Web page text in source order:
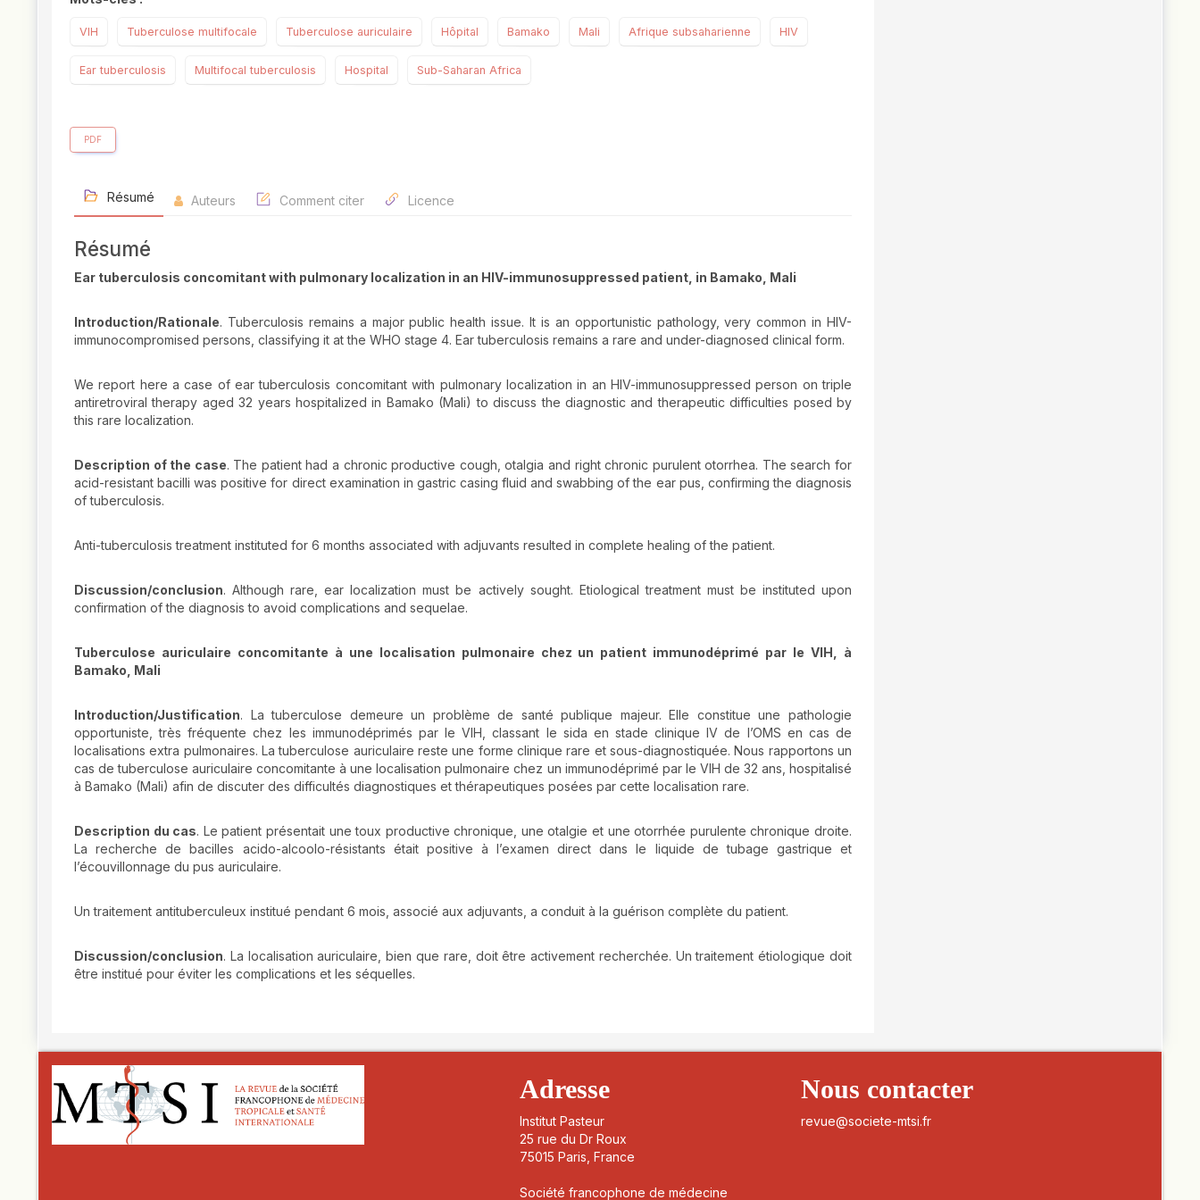
VIH Tuberculose multifocale Tuberculose auriculaire Hôpital Bamako Mali Afrique subsaharienne HIV
Ear tuberculosis Multifocal tuberculosis Hospital Sub-Saharan Africa
PDF
Résumé Auteurs Comment citer Licence
Résumé
Ear tuberculosis concomitant with pulmonary localization in an HIV-immunosuppressed patient, in Bamako, Mali
Introduction/Rationale. Tuberculosis remains a major public health issue. It is an opportunistic pathology, very common in HIV-
immunocompromised persons, classifying it at the WHO stage 4. Ear tuberculosis remains a rare and under-diagnosed clinical form.
We report here a case of ear tuberculosis concomitant with pulmonary localization in an HIV-immunosuppressed person on triple
antiretroviral therapy aged 32 years hospitalized in Bamako (Mali) to discuss the diagnostic and therapeutic difficulties posed by
this rare localization.
Description of the case. The patient had a chronic productive cough, otalgia and right chronic purulent otorrhea. The search for
acid-resistant bacilli was positive for direct examination in gastric casing fluid and swabbing of the ear pus, confirming the diagnosis
of tuberculosis.
Anti-tuberculosis treatment instituted for 6 months associated with adjuvants resulted in complete healing of the patient.
Discussion/conclusion. Although rare, ear localization must be actively sought. Etiological treatment must be instituted upon
confirmation of the diagnosis to avoid complications and sequelae.
Tuberculose auriculaire concomitante à une localisation pulmonaire chez un patient immunodéprimé par le VIH, à
Bamako, Mali
Introduction/Justification. La tuberculose demeure un problème de santé publique majeur. Elle constitue une pathologie
opportuniste, très fréquente chez les immunodéprimés par le VIH, classant le sida en stade clinique IV de l’OMS en cas de
localisations extra pulmonaires. La tuberculose auriculaire reste une forme clinique rare et sous-diagnostiquée. Nous rapportons un
cas de tuberculose auriculaire concomitante à une localisation pulmonaire chez un immunodéprimé par le VIH de 32 ans, hospitalisé
à Bamako (Mali) afin de discuter des difficultés diagnostiques et thérapeutiques posées par cette localisation rare.
Description du cas. Le patient présentait une toux productive chronique, une otalgie et une otorrhée purulente chronique droite.
La recherche de bacilles acido-alcoolo-résistants était positive à l’examen direct dans le liquide de tubage gastrique et
l’écouvillonnage du pus auriculaire.
Un traitement antituberculeux institué pendant 6 mois, associé aux adjuvants, a conduit à la guérison complète du patient.
Discussion/conclusion. La localisation auriculaire, bien que rare, doit être activement recherchée. Un traitement étiologique doit
être institué pour éviter les complications et les séquelles.
Adresse
Institut Pasteur
25 rue du Dr Roux
75015 Paris, France
Société francophone de médecine
Nous contacter
revue@societe-mtsi.fr